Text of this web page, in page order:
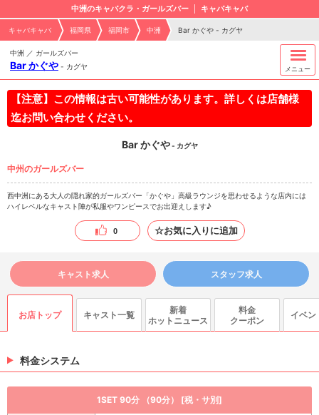
中洲のキャバクラ・ガールズバー キャバキャバ
キャバキャバ 福岡県 福岡市 中洲 Bar かぐや - カグヤ
中洲 ／ ガールズバー
Bar かぐや - カグヤ メニュー
【注意】この情報は古い可能性があります。詳しくは店舗様
迄お問い合わせください。
Bar かぐや- カグヤ
中州のガールズバー
西中洲にある大人の隠れ家的ガールズバー「かぐや」高級ラウンジを思わせるような店内には
ハイレベルなキャスト陣が私服やワンピースでお出迎えします♪
0 ☆お気に入りに追加
キャスト求人 スタッフ求人
お店トップ キャスト一覧
新着
ホットニュース
料金
クーポン
イベン
料金システム
1SET 90分 （90分） [税・サ別]